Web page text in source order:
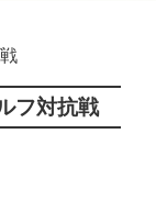
フ対抗戦